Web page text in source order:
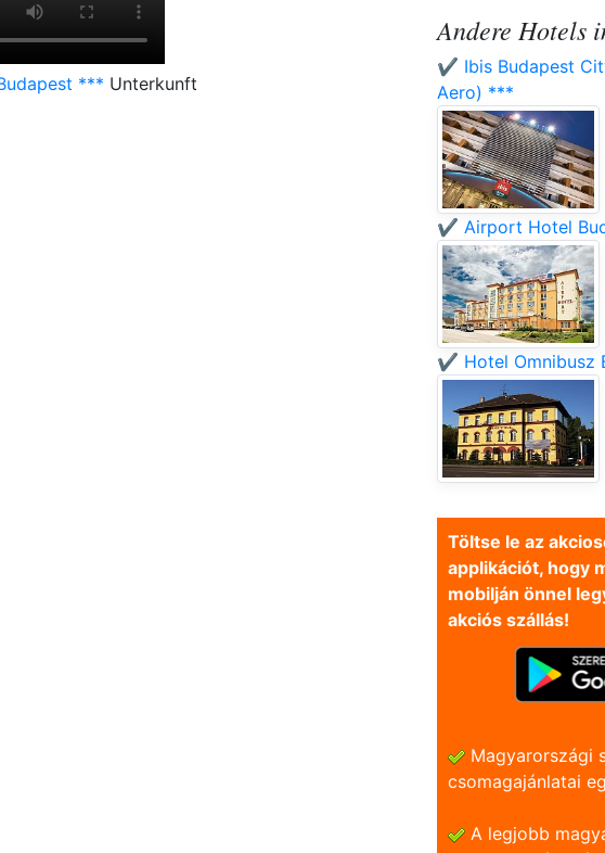
*** Unterkunft
Andere Hotels
✔️ Ibis Budapest
Aero) ***
✔️ Airport Hotel
✔️ Hotel Omnibusz
Töltse le az
applikációt, hogy
mobilján önnel
akciós szállás!
Magyarországi
csomagajánlatai
A legjobb